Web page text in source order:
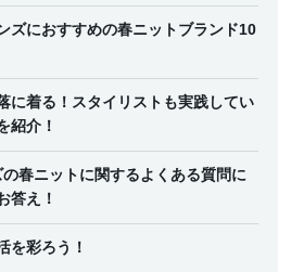
ズにおすすめの春ニットブランド10
に着る！スタイリストも実践してい
紹介！
の春ニットに関するよくある質問に
答え！
を彩ろう！